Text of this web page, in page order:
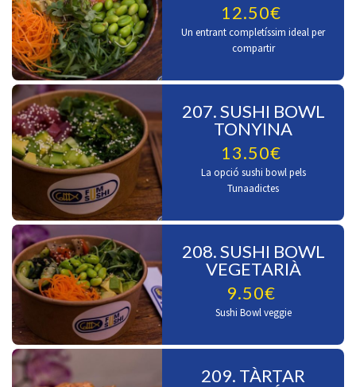
12.50€
Un entrant completíssim ideal per
compartir
207. SUSHI BOWL
TONYINA
13.50€
La opció sushi bowl pels
Tunaadictes
208. SUSHI BOWL
VEGETARIÀ
9.50€
Sushi Bowl veggie
209. TÀRTAR